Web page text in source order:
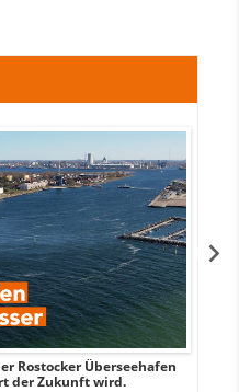
Rostocker Überseehafen
der Zukunft wird.